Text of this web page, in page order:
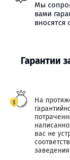
Мы
вами
вносятся
Гарантии
На
вас не